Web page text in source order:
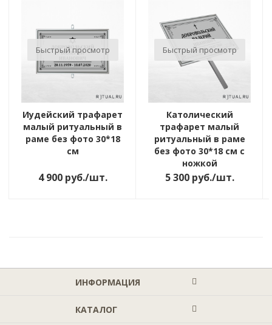
Быстрый просмотр
Иудейский трафарет
малый ритуальный в
раме без фото 30*18
см
4 900руб./шт.
Быстрый просмотр
Католический
трафарет малый
ритуальный в раме
без фото 30*18 см с
ножкой
5 300руб./шт.
ИНФОРМАЦИЯ
КАТАЛОГ